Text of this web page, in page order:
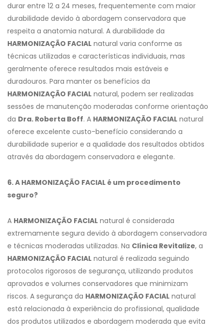
durar entre 12 a 24 meses, frequentemente com maior
durabilidade devido à abordagem conservadora que
respeita a anatomia natural. A durabilidade da
HARMONIZAÇÃO FACIAL natural varia conforme as
técnicas utilizadas e características individuais, mas
geralmente oferece resultados mais estáveis e
duradouros. Para manter os benefícios da
HARMONIZAÇÃO FACIAL natural, podem ser realizadas
sessões de manutenção moderadas conforme orientação
da Dra. Roberta Boff. A HARMONIZAÇÃO FACIAL natural
oferece excelente custo-benefício considerando a
durabilidade superior e a qualidade dos resultados obtidos
através da abordagem conservadora e elegante.
6. A HARMONIZAÇÃO FACIAL é um procedimento
seguro?
A HARMONIZAÇÃO FACIAL natural é considerada
extremamente segura devido à abordagem conservadora
e técnicas moderadas utilizadas. Na Clínica Revitalize, a
HARMONIZAÇÃO FACIAL natural é realizada seguindo
protocolos rigorosos de segurança, utilizando produtos
aprovados e volumes conservadores que minimizam
riscos. A segurança da HARMONIZAÇÃO FACIAL natural
está relacionada à experiência do profissional, qualidade
dos produtos utilizados e abordagem moderada que evita